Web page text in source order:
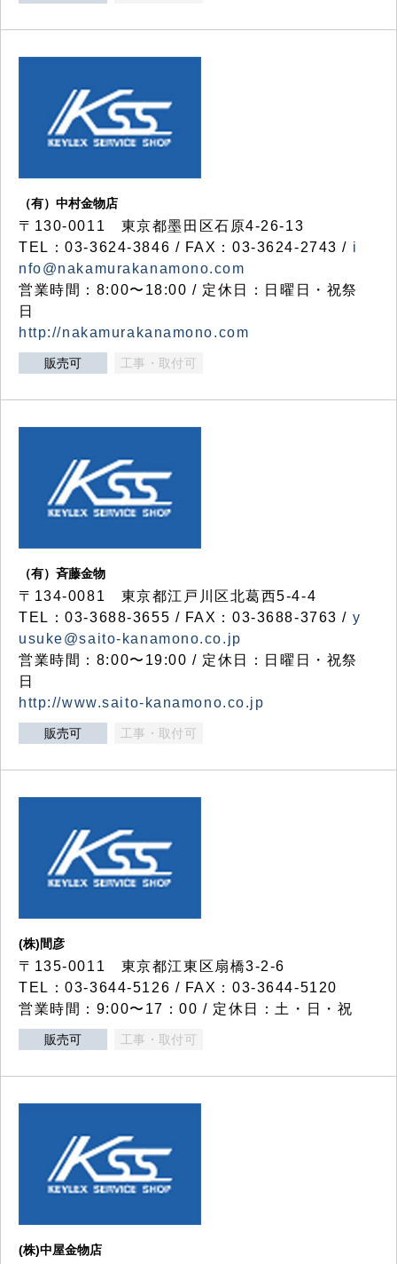
（有）中村金物店
〒130-0011 東京都墨田区石原4-26-13
TEL：03-3624-3846 / FAX：03-3624-2743 / i
nfo@nakamurakanamono.com
営業時間：8:00〜18:00 / 定休日：日曜日・祝祭
日
http://nakamurakanamono.com
販売可 工事・取付可
（有）斉藤金物
〒134-0081 東京都江戸川区北葛西5-4-4
TEL：03-3688-3655 / FAX：03-3688-3763 / y
usuke@saito-kanamono.co.jp
営業時間：8:00〜19:00 / 定休日：日曜日・祝祭
日
http://www.saito-kanamono.co.jp
販売可 工事・取付可
(株)間彦
〒135-0011 東京都江東区扇橋3-2-6
TEL：03-3644-5126 / FAX：03-3644-5120
営業時間：9:00〜17：00 / 定休日：土・日・祝
販売可 工事・取付可
(株)中屋金物店